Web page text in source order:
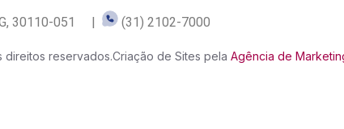
30110-051 | (31) 2102-7000
reservados.Criação de Sites pela Agência de